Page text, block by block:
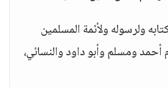
ولرسوله ولأئمة المسلمين
أحمد ومسلم وأبو داود والنسائي،